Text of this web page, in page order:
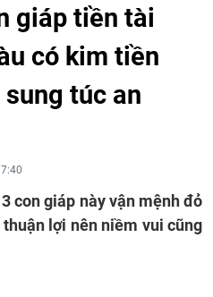
giáp tiền tài
có kim tiền
túc an
con giáp này vận mệnh đỏ
lợi nên niềm vui cũng